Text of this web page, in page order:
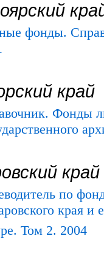
фонды.
край
Фонды
край
по
края и
Том 2. 2004